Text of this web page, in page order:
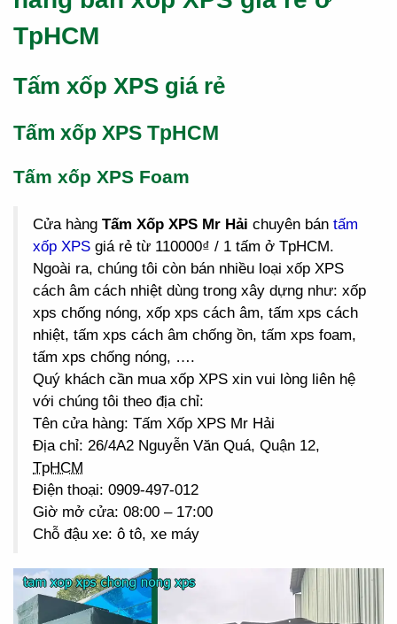
TpHCM
Tấm xốp XPS giá rẻ
Tấm xốp XPS TpHCM
Tấm xốp XPS Foam
Cửa hàng Tấm Xốp XPS Mr Hải chuyên bán tấm
xốp XPS giá rẻ từ 110000₫ / 1 tấm ở TpHCM.
Ngoài ra, chúng tôi còn bán nhiều loại xốp XPS
cách âm cách nhiệt dùng trong xây dựng như: xốp
xps chống nóng, xốp xps cách âm, tấm xps cách
nhiệt, tấm xps cách âm chống ồn, tấm xps foam,
tấm xps chống nóng, ….
Quý khách cần mua xốp XPS xin vui lòng liên hệ
với chúng tôi theo địa chỉ:
Tên cửa hàng: Tấm Xốp XPS Mr Hải
Địa chỉ: 26/4A2 Nguyễn Văn Quá, Quận 12,
TpHCM
Điện thoại: 0909-497-012
Giờ mở cửa: 08:00 – 17:00
Chỗ đậu xe: ô tô, xe máy